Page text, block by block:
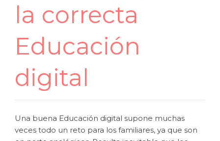
la correcta
Educación
digital
Una buena Educación digital supone muchas
veces todo un reto para los familiares, ya que son